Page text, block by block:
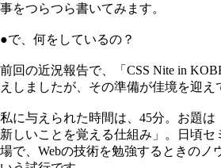
事をつらつら書いてみます。
●で、何をしているの？
前回の近況報告で、「CSS Nite in
えしましたが、その準備が佳境を迎え
私に与えられた時間は、45分。お題は
新しいことを覚える仕組み」。日頃セ
場で、Webの技術を勉強するときのノ